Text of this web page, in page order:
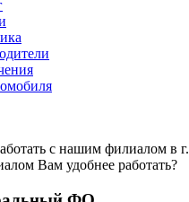
с нашим филиалом в г.
Вам удобнее работать?